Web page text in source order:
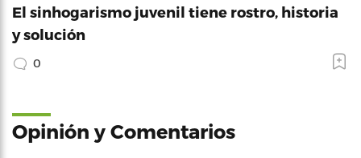
El sinhogarismo juvenil tiene rostro, historia
y solución
0
Opinión y Comentarios